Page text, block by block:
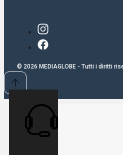
© 2026 MEDIAGLOBE - Tutti i diritti